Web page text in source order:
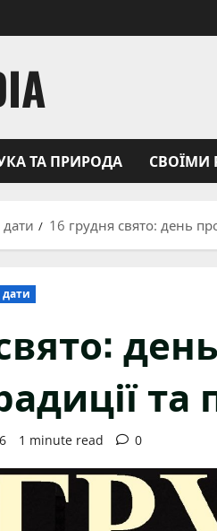
ТА ПРИРОДА СВОЇМИ
дати 16 грудня свято: день
дати
та
1 minute read 0